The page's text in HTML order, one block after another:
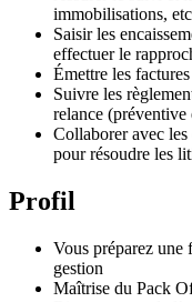
immobilisations,
Saisir les
effectuer le
Émettre les
Suivre les
relance (préventive
Collaborer avec
pour résoudre les
Profil
Vous préparez
gestion
Maîtrise du Pack